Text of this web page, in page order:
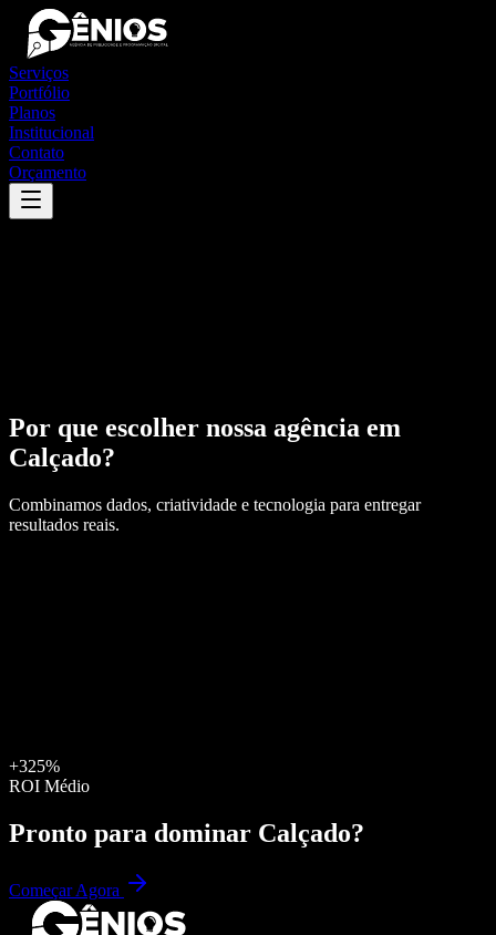
Serviços
Portfólio
Planos
Institucional
Contato
Orçamento
Por que escolher nossa agência em
Calçado?
Combinamos dados, criatividade e tecnologia para entregar
resultados reais.
+325%
ROI Médio
Pronto para dominar Calçado?
Começar Agora